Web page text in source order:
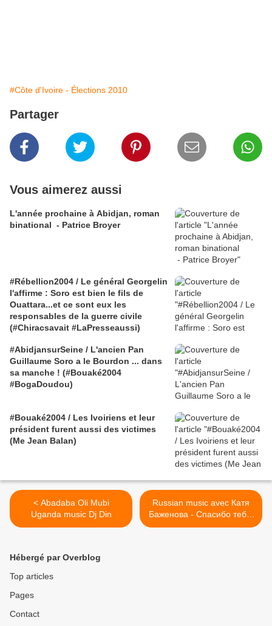
#Côte d'Ivoire - Élections 2010
Partager
Vous aimerez aussi
L'année prochaine à Abidjan, roman
binational - Patrice Broyer
#Rébellion2004 / Le général Georgelin
l'affirme : Soro est bien le fils de
Ouattara...et ce sont eux les
responsables de la guerre civile
(#Chiracsavait #LaPresseaussi)
#AbidjansurSeine / L'ancien Pan
Guillaume Soro a le Bourdon ... dans
sa manche ! (#Bouaké2004
#BogaDoudou)
#Bouaké2004 / Les Ivoiriens et leur
président furent aussi des victimes
(Me Jean Balan)
< Abadaba Oli Mubi
Uganda music Dj Din
Russian music avec Катя
Баженова - Спасибо тебе,
лето! >
Hébergé par Overblog
Top articles
Pages
Contact